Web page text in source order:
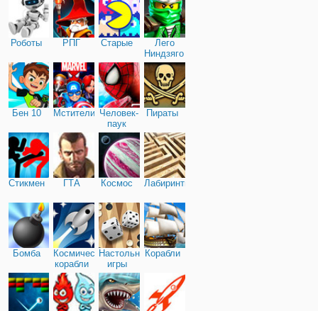
Роботы РПГ Старые
Лего
Ниндзяго
Бен 10 Мстители Человек-
паук
Пираты
Стикмен ГТА Космос Лабиринты
Бомба
Космические
корабли
Настольные
игры
Корабли